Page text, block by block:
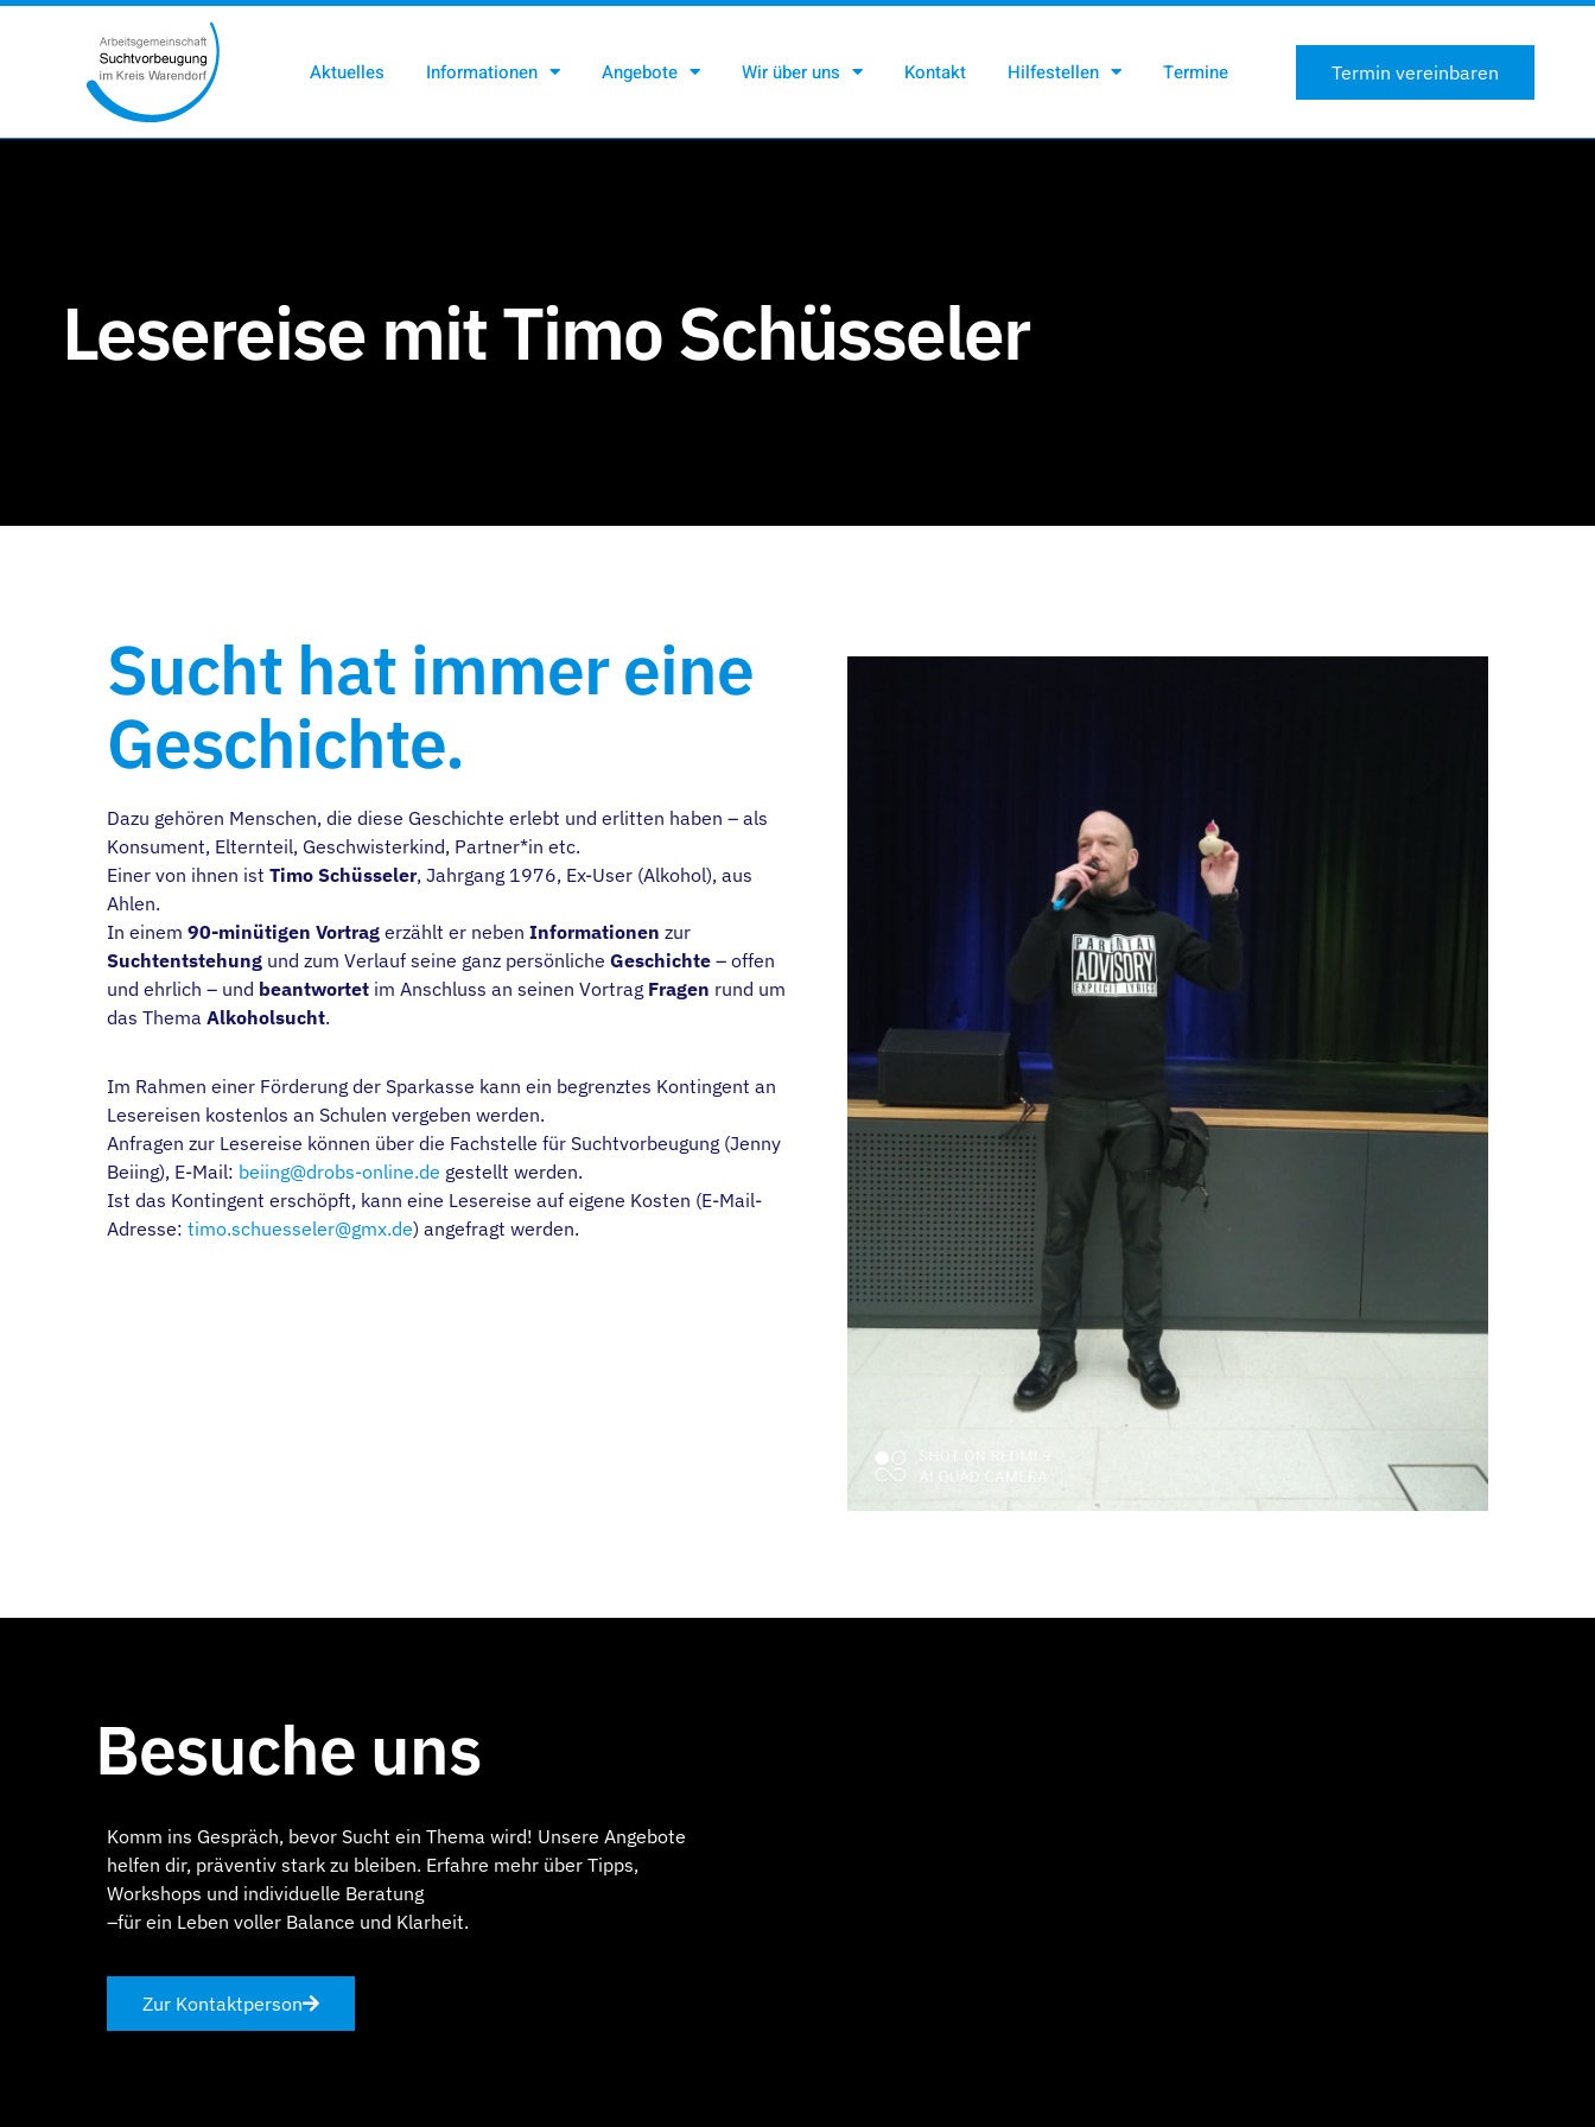
Aktuelles Informationen Angebote Wir über uns Kontakt Hilfestellen Termine Termin vereinbaren
Lesereise mit Timo Schüsseler
Sucht hat immer eine
Geschichte.
Dazu gehören Menschen, die diese Geschichte erlebt und erlitten haben – als
Konsument, Elternteil, Geschwisterkind, Partner*in etc.
Einer von ihnen ist Timo Schüsseler, Jahrgang 1976, Ex-User (Alkohol), aus
Ahlen.
In einem 90-minütigen Vortrag erzählt er neben Informationen zur
Suchtentstehung und zum Verlauf seine ganz persönliche Geschichte – offen
und ehrlich – und beantwortet im Anschluss an seinen Vortrag Fragen rund um
das Thema Alkoholsucht.
Im Rahmen einer Förderung der Sparkasse kann ein begrenztes Kontingent an
Lesereisen kostenlos an Schulen vergeben werden.
Anfragen zur Lesereise können über die Fachstelle für Suchtvorbeugung (Jenny
Beiing), E-Mail: beiing@drobs-online.de gestellt werden.
Ist das Kontingent erschöpft, kann eine Lesereise auf eigene Kosten (E-Mail-
Adresse: timo.schuesseler@gmx.de) angefragt werden.
Besuche uns
Komm ins Gespräch, bevor Sucht ein Thema wird! Unsere Angebote
helfen dir, präventiv stark zu bleiben. Erfahre mehr über Tipps,
Workshops und individuelle Beratung
–für ein Leben voller Balance und Klarheit.
Zur Kontaktperson